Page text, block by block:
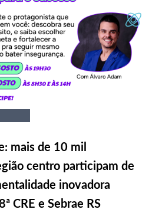
mais de 10 mil
centro participam de
inovadora
CRE e Sebrae RS